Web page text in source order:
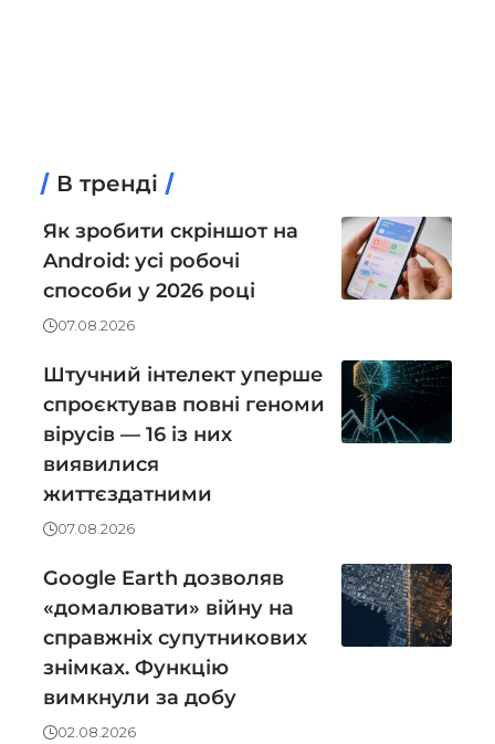
В тренді
Як зробити скріншот на
Android: усі робочі
способи у 2026 році
07.08.2026
Штучний інтелект уперше
спроєктував повні геноми
вірусів — 16 із них
виявилися
життєздатними
07.08.2026
Google Earth дозволяв
«домалювати» війну на
справжніх супутникових
знімках. Функцію
вимкнули за добу
02.08.2026